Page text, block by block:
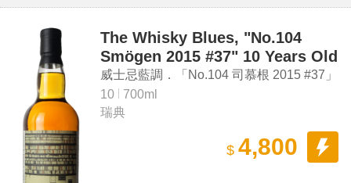
The Whisky Blues, "No.104
Smögen 2015 #37" 10 Years Old
Single Malt Swedish Whisky
威士忌藍調．「No.104 司慕根 2015 #37」
10年 單一麥芽瑞典威士忌
10
700ml
瑞典
$ 4,800